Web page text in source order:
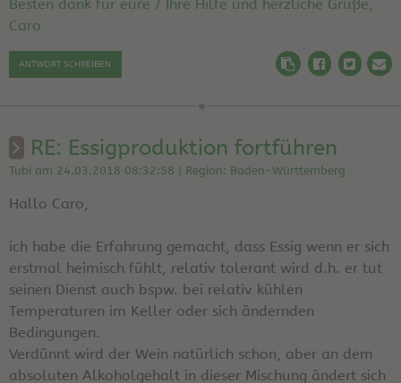
Besten dank für eure / Ihre Hilfe und herzliche Grüße,
Caro
ANTWORT SCHREIBEN
RE: Essigproduktion fortführen
Tubi am 24.03.2018 08:32:58 | Region: Baden-Württemberg
Hallo Caro,
ich habe die Erfahrung gemacht, dass Essig wenn er sich
erstmal heimisch fühlt, relativ tolerant wird d.h. er tut
seinen Dienst auch bspw. bei relativ kühlen
Temperaturen im Keller oder sich ändernden
Bedingungen.
Verdünnt wird der Wein natürlich schon, aber an dem
absoluten Alkoholgehalt in dieser Mischung ändert sich